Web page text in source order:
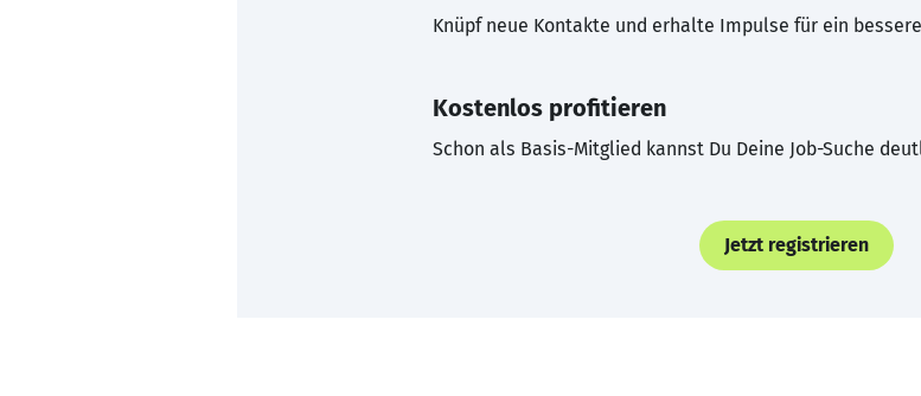
Knüpf neue Kontakte und erhalte Impulse für ein
Kostenlos profitieren
Schon als Basis-Mitglied kannst Du Deine Job-Suche
Jetzt registrieren